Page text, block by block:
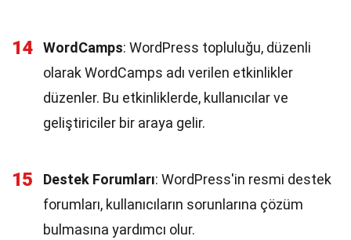
14 WordCamps: WordPress topluluğu, düzenli
olarak WordCamps adı verilen etkinlikler
düzenler. Bu etkinliklerde, kullanıcılar ve
geliştiriciler bir araya gelir.
15 Destek Forumları: WordPress'in resmi destek
forumları, kullanıcıların sorunlarına çözüm
bulmasına yardımcı olur.